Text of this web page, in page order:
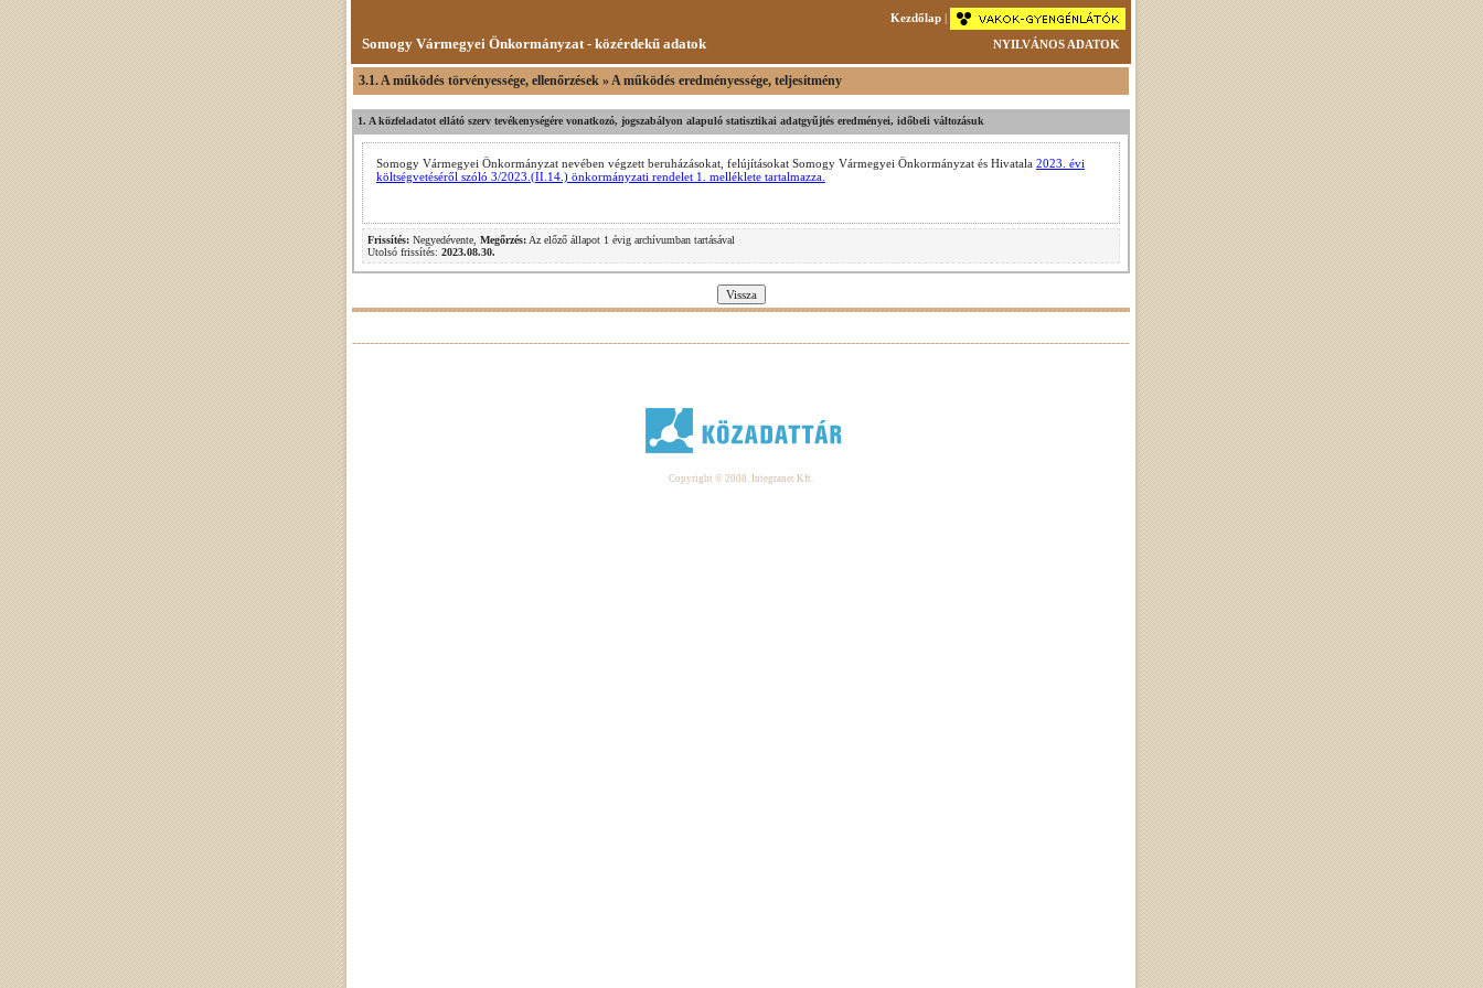
Kezdőlap |
Somogy Vármegyei Önkormányzat - közérdekű adatok NYILVÁNOS ADATOK
3.1. A működés törvényessége, ellenőrzések » A működés eredményessége, teljesítmény
1. A közfeladatot ellátó szerv tevékenységére vonatkozó, jogszabályon alapuló statisztikai adatgyűjtés eredményei, időbeli változásuk
Somogy Vármegyei Önkormányzat nevében végzett beruházásokat, felújításokat Somogy Vármegyei Önkormányzat és Hivatala 2023. évi
költségvetéséről szóló 3/2023.(II.14.) önkormányzati rendelet 1. melléklete tartalmazza.
Frissítés: Negyedévente, Megőrzés: Az előző állapot 1 évig archívumban tartásával
Utolsó frissítés: 2023.08.30.
Copyright © 2008. Integranet Kft.